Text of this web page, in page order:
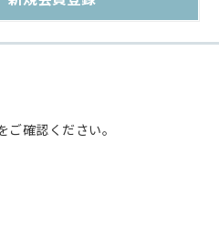
確認ください。